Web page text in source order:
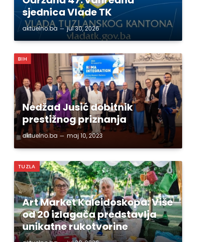
sjednica Vlade TK
aktuelno.ba jul 30, 2026
BIH
Nedžad Jusić dobitnik
prestižnog priznanja
aktuelno.ba maj 10, 2023
TUZLA
Art Market Kaleidoskopa: Više
od 20 izlagača predstavlja
unikatne rukotvorine